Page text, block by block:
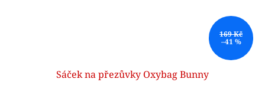
169 Kč
–41 %
Sáček na přezůvky Oxybag Bunny